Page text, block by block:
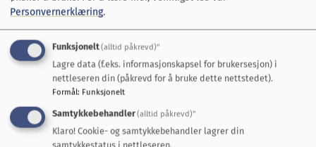
Statsforvalteren er vedtaksmyndighet.
Informasjonsbrosjyre om kantskog:
Kantskog (adobe.com)
Skogkurs - Veileder om skogbruk og
vannforvaltning
Personvernerklæring.
Funksjonelt(alltid påkrevd)"
Lagre data (f.eks. informasjonskapsel for brukersesjon) i
nettleseren din (påkrevd for å bruke dette nettstedet).
Formål: Funksjonelt
Samtykkebehandler(alltid påkrevd)"
Klaro! Cookie- og samtykkebehandler lagrer din
samtykkestatus i nettleseren.